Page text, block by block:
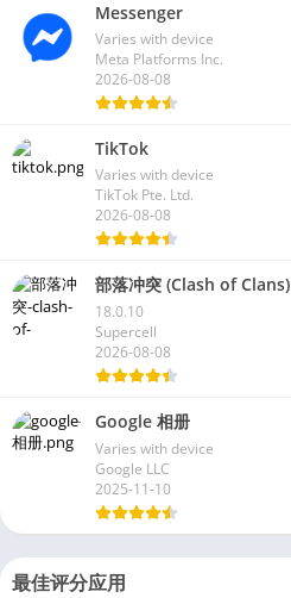
Messenger
Varies with device
Meta Platforms Inc.
2026-08-08
TikTok
Varies with device
TikTok Pte. Ltd.
2026-08-08
部落冲突 (Clash of Clans)
18.0.10
Supercell
2026-08-08
Google 相册
Varies with device
Google LLC
2025-11-10
最佳评分应用